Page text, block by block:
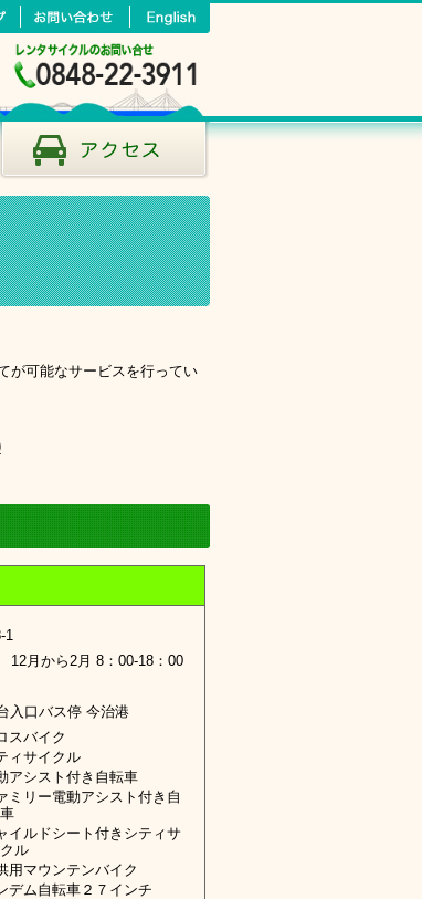
が可能なサービスを行ってい
1
月から2月 8：00-18：00
入口バス停 今治港
スバイク
ィサイクル
アシスト付き自転車
ミリー電動アシスト付き自
イルドシート付きシティサ
ル
用マウンテンバイク
デム自転車２７インチ